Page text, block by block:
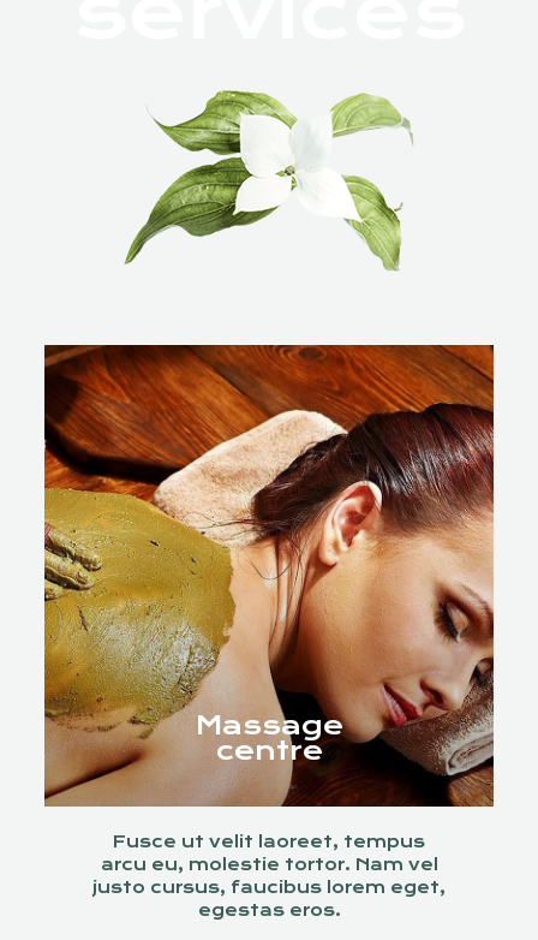
Massage
centre
Fusce ut velit laoreet, tempus
arcu eu, molestie tortor. Nam vel
justo cursus, faucibus lorem eget,
egestas eros.